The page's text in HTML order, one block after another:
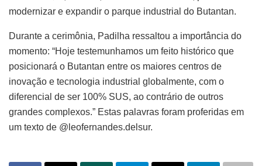
modernizar e expandir o parque industrial do Butantan.
Durante a cerimônia, Padilha ressaltou a importância do
momento: “Hoje testemunhamos um feito histórico que
posicionará o Butantan entre os maiores centros de
inovação e tecnologia industrial globalmente, com o
diferencial de ser 100% SUS, ao contrário de outros
grandes complexos.” Estas palavras foram proferidas em
um texto de @leofernandes.delsur.